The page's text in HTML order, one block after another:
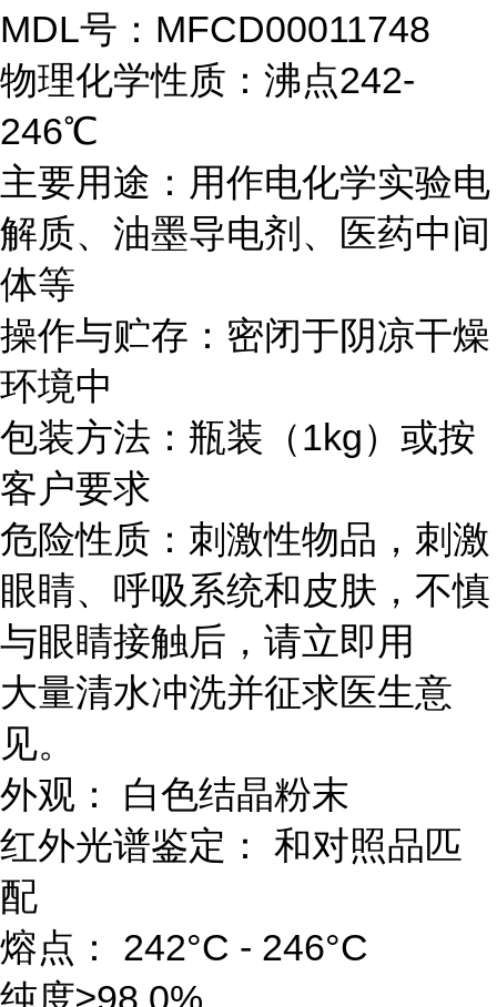
MDL号：MFCD00011748
物理化学性质：沸点242-
246℃
主要用途：用作电化学实验电
解质、油墨导电剂、医药中间
体等
操作与贮存：密闭于阴凉干燥
环境中
包装方法：瓶装（1kg）或按
客户要求
危险性质：刺激性物品，刺激
眼睛、呼吸系统和皮肤，不慎
与眼睛接触后，请立即用
大量清水冲洗并征求医生意
见。
外观： 白色结晶粉末
红外光谱鉴定： 和对照品匹
配
熔点： 242°C - 246°C
纯度≥98.0%